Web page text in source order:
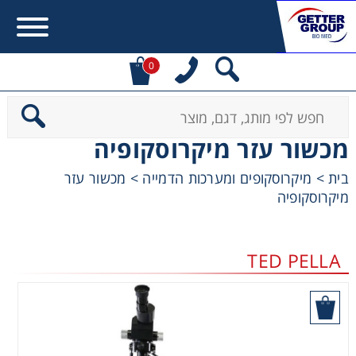
0
מכשור עזר מיקרוסקופיה
בית> מיקרוסקופים ומערכות הדמייה > מכשור עזר
מיקרוסקופיה
TED PELLA
Error: Contact form not found.
מעונין לקבל הצעת מחיר או מידע עבור:
Centrifuges
Chromatography
Concentration